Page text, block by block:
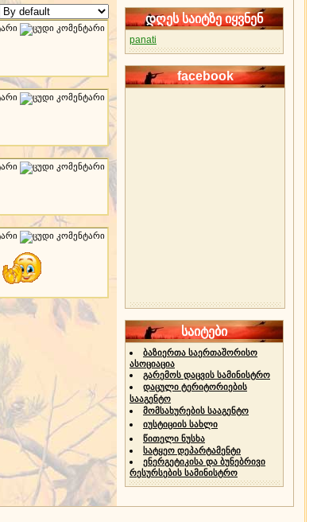
დღეს საიტზე იყვნენ
panati
facebook
საიტები
ბაზიერთა საერთაშორისო
ასოციაცია
გარემოს დაცვის სამინისტრო
დაცული ტერიტორიების
სააგენტო
მომსახურების სააგენტო
იუსტიციის სახლი
წითელი ნუსხა
სატყეო დეპარტამენტი
ენერგეტიკისა და ბუნებრივი
რესურსების სამინისტრო